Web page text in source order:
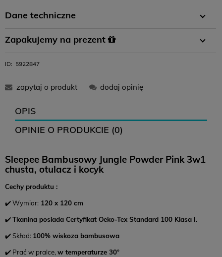
Dane techniczne
Wymiary
Zapakujemy na prezent
W koszyku wystarczy wybrać opcję pakowania na prezent i
ID: 5922847
zapytaj o produkt dodaj opinię
OPIS
OPINIE O PRODUKCIE (0)
Sleepee Bambusowy Jungle Powder Pink 3w1
chusta, otulacz i kocyk
Cechy produktu :
✔️ Wymiar: 120 x 120 cm
✔️Tkanina posiada Certyfikat Oeko-Tex Standard 100 Klasa I.
✔️ Skład: 100% wiskoza bambusowa
✔️ Prać w pralce,w temperaturze 30°